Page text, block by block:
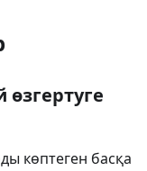
көптеген басқа